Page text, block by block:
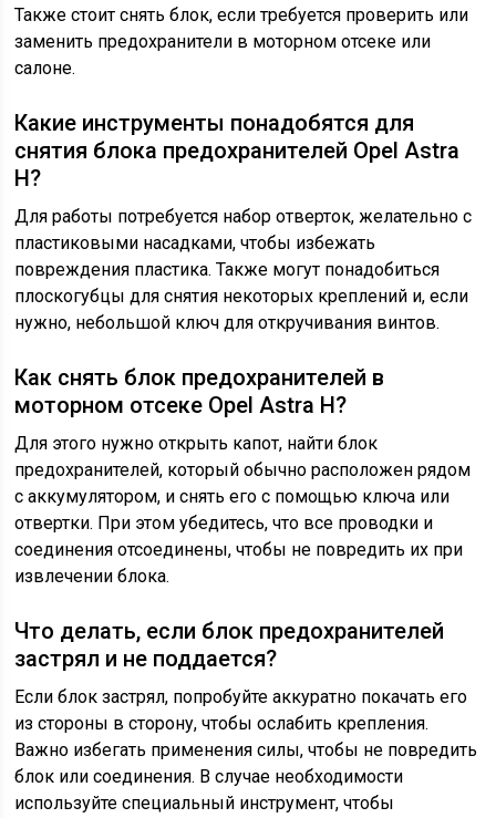
Также стоит снять блок, если требуется проверить или
заменить предохранители в моторном отсеке или
салоне.
Какие инструменты понадобятся для
снятия блока предохранителей Opel Astra
H?
Для работы потребуется набор отверток, желательно с
пластиковыми насадками, чтобы избежать
повреждения пластика. Также могут понадобиться
плоскогубцы для снятия некоторых креплений и, если
нужно, небольшой ключ для откручивания винтов.
Как снять блок предохранителей в
моторном отсеке Opel Astra H?
Для этого нужно открыть капот, найти блок
предохранителей, который обычно расположен рядом
с аккумулятором, и снять его с помощью ключа или
отвертки. При этом убедитесь, что все проводки и
соединения отсоединены, чтобы не повредить их при
извлечении блока.
Что делать, если блок предохранителей
застрял и не поддается?
Если блок застрял, попробуйте аккуратно покачать его
из стороны в сторону, чтобы ослабить крепления.
Важно избегать применения силы, чтобы не повредить
блок или соединения. В случае необходимости
используйте специальный инструмент, чтобы